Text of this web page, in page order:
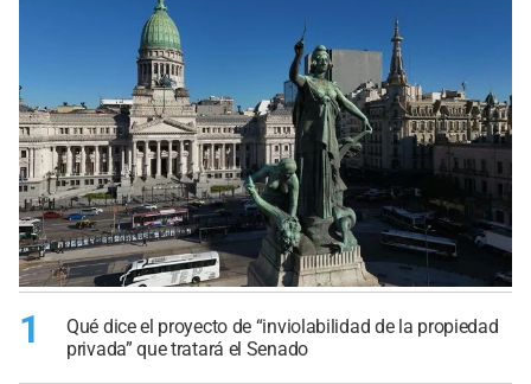
1
Qué dice el proyecto de “inviolabilidad de la propiedad
privada” que tratará el Senado